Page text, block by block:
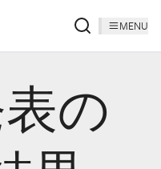
MENU
の